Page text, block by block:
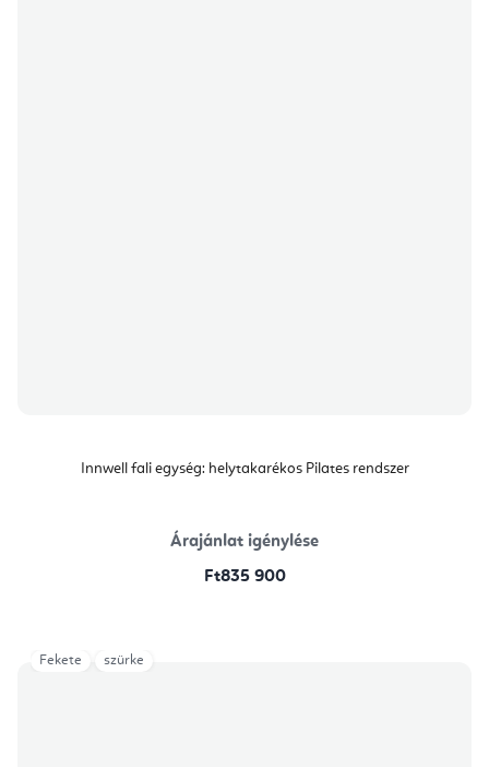
Innwell fali egység: helytakarékos Pilates rendszer
Árajánlat igénylése
Ft835 900
Fekete szürke